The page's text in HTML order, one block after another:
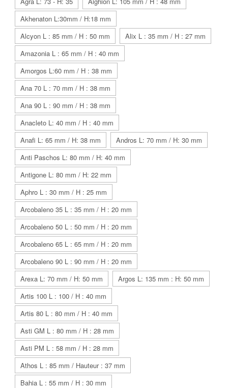
Akhenaton L:30mm / H:18 mm
Alcyon L : 85 mm / H : 50 mm
Alix L : 35 mm / H : 27 mm
Amazonia L : 65 mm / H : 40 mm
Amorgos L:60 mm / H : 38 mm
Ana 70 L : 70 mm / H : 38 mm
Ana 90 L : 90 mm / H : 38 mm
Anacleto L: 40 mm / H : 40 mm
Anafi L: 65 mm / H: 38 mm
Andros L: 70 mm / H: 30 mm
Anti Paschos L: 80 mm / H: 40 mm
Antigone L: 80 mm / H: 22 mm
Aphro L : 30 mm / H : 25 mm
Arcobaleno 35 L : 35 mm / H : 20 mm
Arcobaleno 50 L : 50 mm / H : 20 mm
Arcobaleno 65 L : 65 mm / H : 20 mm
Arcobaleno 90 L : 90 mm / H : 20 mm
Arexa L: 70 mm / H: 50 mm
Argos L: 135 mm : H: 50 mm
Artis 100 L : 100 / H : 40 mm
Artis 80 L : 80 mm / H : 40 mm
Asti GM L : 80 mm / H : 28 mm
Asti PM L : 58 mm / H : 28 mm
Athos L : 85 mm / Hauteur : 37 mm
Bahia L : 55 mm / H : 30 mm